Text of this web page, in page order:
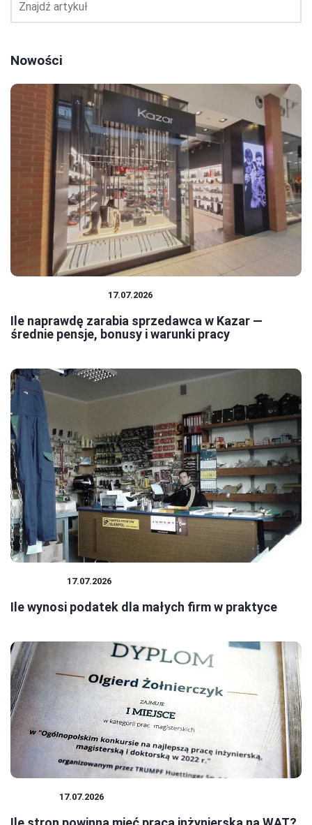
Nowości
17.07.2026
Ile naprawdę zarabia sprzedawca w Kazar —
średnie pensje, bonusy i warunki pracy
17.07.2026
Ile wynosi podatek dla małych firm w praktyce
17.07.2026